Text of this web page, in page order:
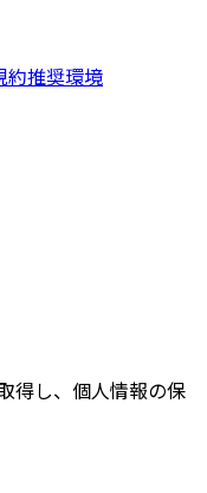
約推奨環境
得し、個人情報の保